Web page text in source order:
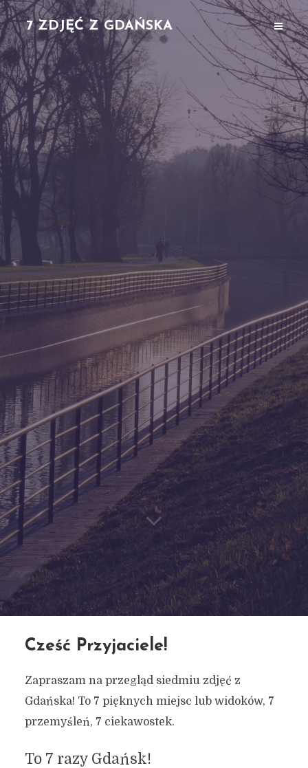
7 ZDJĘĆ Z GDAŃSKA
Cześć Przyjaciele!
Zapraszam na przegląd siedmiu zdjęć z
Gdańska! To 7 pięknych miejsc lub widoków, 7
przemyśleń, 7 ciekawostek.
To 7 razy Gdańsk!